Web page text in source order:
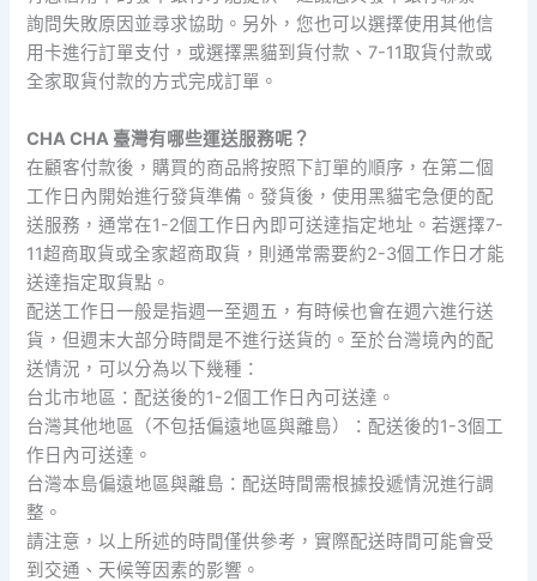
詢問失敗原因並尋求協助。另外，您也可以選擇使用其他信
用卡進行訂單支付，或選擇黑貓到貨付款、7-11取貨付款或
全家取貨付款的方式完成訂單。
CHA CHA 臺灣有哪些運送服務呢？
在顧客付款後，購買的商品將按照下訂單的順序，在第二個
工作日內開始進行發貨準備。發貨後，使用黑貓宅急便的配
送服務，通常在1-2個工作日內即可送達指定地址。若選擇7-
11超商取貨或全家超商取貨，則通常需要約2-3個工作日才能
送達指定取貨點。
配送工作日一般是指週一至週五，有時候也會在週六進行送
貨，但週末大部分時間是不進行送貨的。至於台灣境內的配
送情況，可以分為以下幾種：
台北市地區：配送後的1-2個工作日內可送達。
台灣其他地區（不包括偏遠地區與離島）：配送後的1-3個工
作日內可送達。
台灣本島偏遠地區與離島：配送時間需根據投遞情況進行調
整。
請注意，以上所述的時間僅供參考，實際配送時間可能會受
到交通、天候等因素的影響。